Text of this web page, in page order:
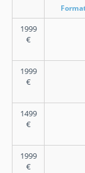
1999
€
1999
€
1499
€
1999
€